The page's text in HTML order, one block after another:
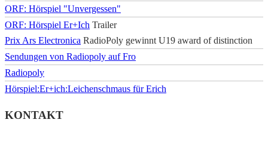
ORF: Hörspiel "Unvergessen"
ORF: Hörspiel Er+Ich Trailer
Prix Ars Electronica RadioPoly gewinnt U19 award of distinction
Sendungen von Radiopoly auf Fro
Radiopoly
Hörspiel:Er+ich:Leichenschmaus für Erich
KONTAKT